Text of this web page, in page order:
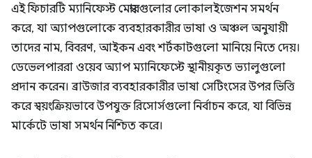
এই ফিচারটি ম্যানিফেস্ট মেম্বারগুলোর লোকালইজেশন সমর্থন
করে, যা অ্যাপগুলোকে ব্যবহারকারীর ভাষা ও অঞ্চল অনুযায়ী
তাদের নাম, বিবরণ, আইকন এবং শর্টকাটগুলো মানিয়ে নিতে দেয়।
ডেভেলপাররা ওয়েব অ্যাপ ম্যানিফেস্টে স্থানীয়কৃত ভ্যালুগুলো
প্রদান করেন। ব্রাউজার ব্যবহারকারীর ভাষা সেটিংসের উপর ভিত্তি
করে স্বয়ংক্রিয়ভাবে উপযুক্ত রিসোর্সগুলো নির্বাচন করে, যা বিভিন্ন
মার্কেটে ভাষা সমর্থন নিশ্চিত করে।